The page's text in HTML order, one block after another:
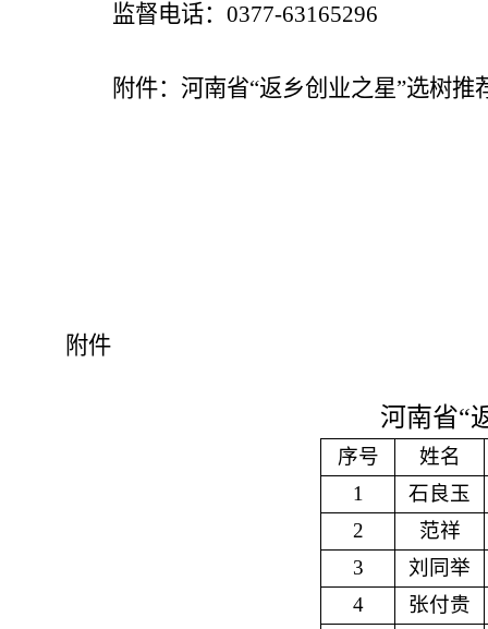
监督电话： 0377-63165296
附件：河南省“返乡创业之星”选树推
附件
河南省“
序号
姓名
1
石良玉
2
范祥
3
刘同举
4
张付贵